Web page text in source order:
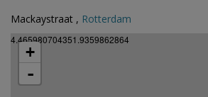
Mackaystraat , Rotterdam
4.465980704351.9359862864
+
-